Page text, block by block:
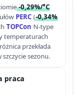
-0,29%/°C
PERC (-0,34%
TOPCon N-type
temperaturach
przekłada
sezonu.
praca